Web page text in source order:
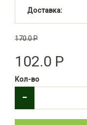
Доставка:
170.0 Р
102.0 Р
Кол-во